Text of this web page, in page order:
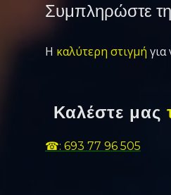
Συμπληρώστε
Η καλύτερη στιγμή
Καλέστε μας
☎: 693 77 96 505